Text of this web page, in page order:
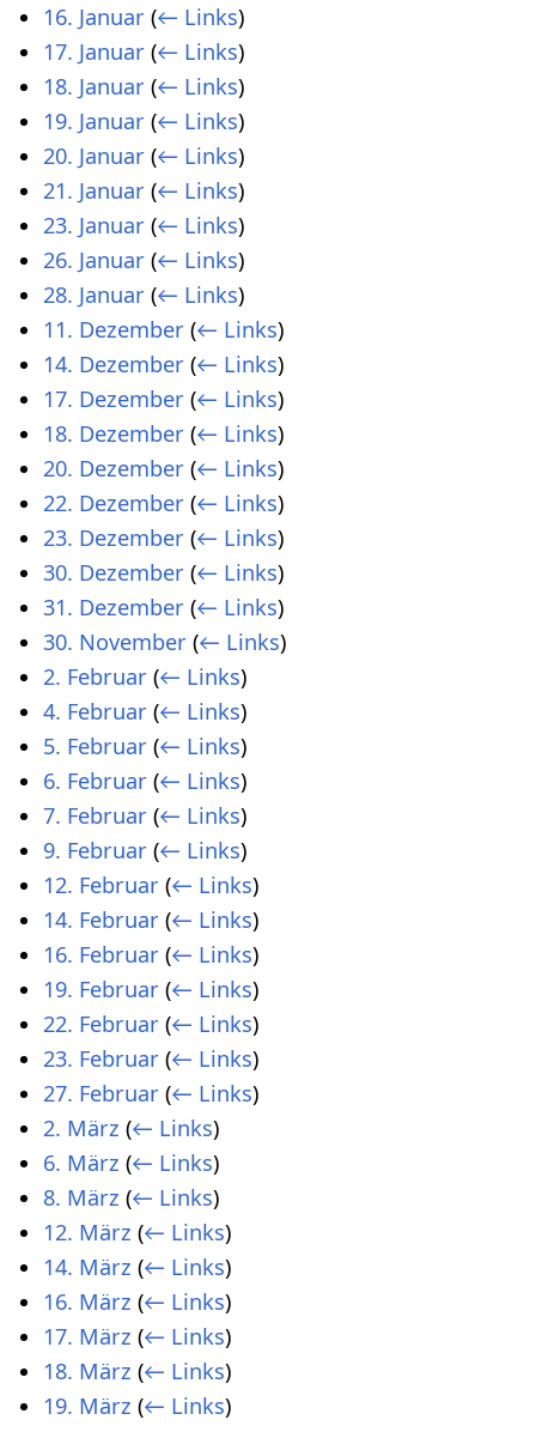
16. Januar (← Links)
17. Januar (← Links)
18. Januar (← Links)
19. Januar (← Links)
20. Januar (← Links)
21. Januar (← Links)
23. Januar (← Links)
26. Januar (← Links)
28. Januar (← Links)
11. Dezember (← Links)
14. Dezember (← Links)
17. Dezember (← Links)
18. Dezember (← Links)
20. Dezember (← Links)
22. Dezember (← Links)
23. Dezember (← Links)
30. Dezember (← Links)
31. Dezember (← Links)
30. November (← Links)
2. Februar (← Links)
4. Februar (← Links)
5. Februar (← Links)
6. Februar (← Links)
7. Februar (← Links)
9. Februar (← Links)
12. Februar (← Links)
14. Februar (← Links)
16. Februar (← Links)
19. Februar (← Links)
22. Februar (← Links)
23. Februar (← Links)
27. Februar (← Links)
2. März (← Links)
6. März (← Links)
8. März (← Links)
12. März (← Links)
14. März (← Links)
16. März (← Links)
17. März (← Links)
18. März (← Links)
19. März (← Links)